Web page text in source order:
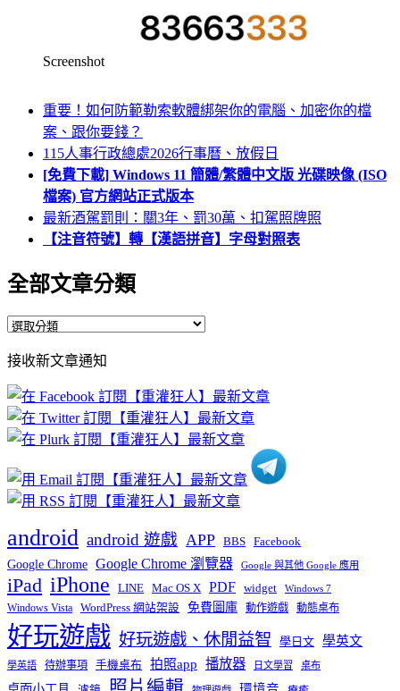
Screenshot
重要！如何防範勒索軟體綁架你的電腦、加密你的檔
案、跟你要錢？
115人事行政總處2026行事曆、放假日
[免費下載] Windows 11 簡體/繁體中文版 光碟映像 (ISO
檔案) 官方網站正式版本
最新酒駕罰則：關3年、罰30萬、扣駕照牌照
【注音符號】轉【漢語拼音】字母對照表
全部文章分類
全
文
章
分
類
接收新文章通知
android android 遊戲 APP BBS Facebook
Google Chrome Google Chrome 瀏覽器 Google 與其他 Google 應用
iPad iPhone LINE Mac OS X PDF widget Windows 7
Windows Vista WordPress 網站架設 免費圖庫 動作遊戲 動態桌布
好玩遊戲 好玩遊戲、休閒益智 學日文 學英文
學英語 待辦事項 手機桌布 拍照app 播放器 日文學習 桌布
照片編輯